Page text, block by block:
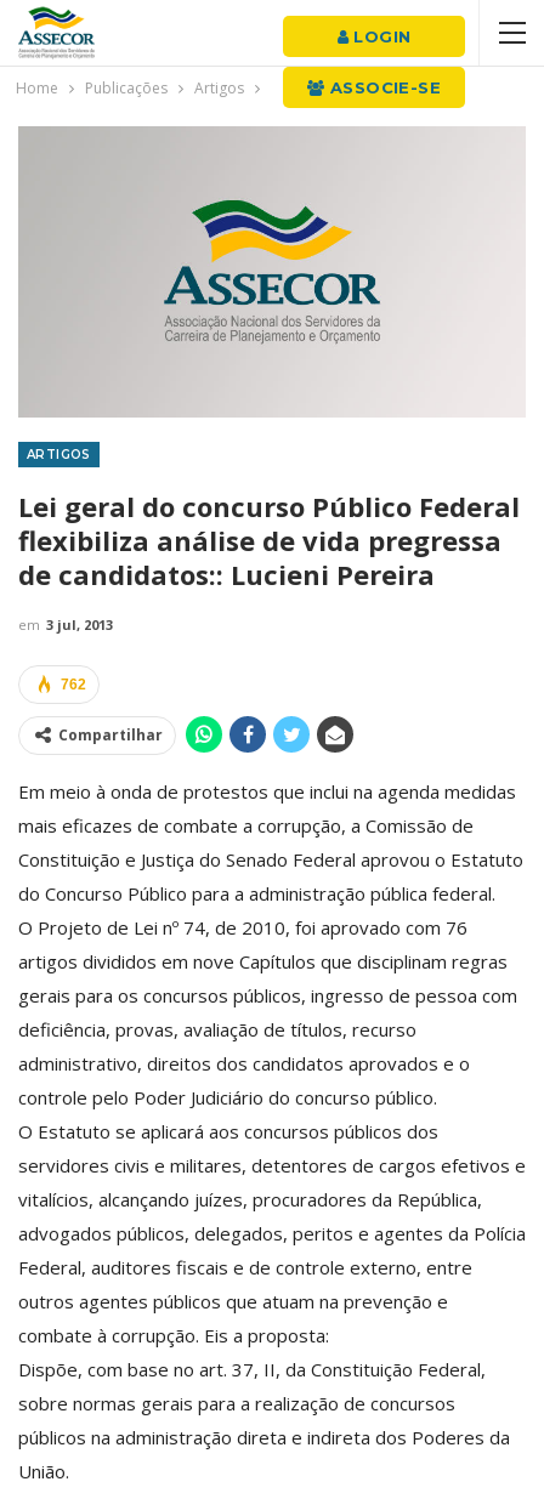
LOGIN
ASSOCIE-SE
Home Publicações Artigos
ARTIGOS
Lei geral do concurso Público Federal
flexibiliza análise de vida pregressa
de candidatos:: Lucieni Pereira
em 3 jul, 2013
762
Compartilhar
Em meio à onda de protestos que inclui na agenda medidas
mais eficazes de combate a corrupção, a Comissão de
Constituição e Justiça do Senado Federal aprovou o Estatuto
do Concurso Público para a administração pública federal.
O Projeto de Lei nº 74, de 2010, foi aprovado com 76
artigos divididos em nove Capítulos que disciplinam regras
gerais para os concursos públicos, ingresso de pessoa com
deficiência, provas, avaliação de títulos, recurso
administrativo, direitos dos candidatos aprovados e o
controle pelo Poder Judiciário do concurso público.
O Estatuto se aplicará aos concursos públicos dos
servidores civis e militares, detentores de cargos efetivos e
vitalícios, alcançando juízes, procuradores da República,
advogados públicos, delegados, peritos e agentes da Polícia
Federal, auditores fiscais e de controle externo, entre
outros agentes públicos que atuam na prevenção e
combate à corrupção. Eis a proposta:
Dispõe, com base no art. 37, II, da Constituição Federal,
sobre normas gerais para a realização de concursos
públicos na administração direta e indireta dos Poderes da
União.